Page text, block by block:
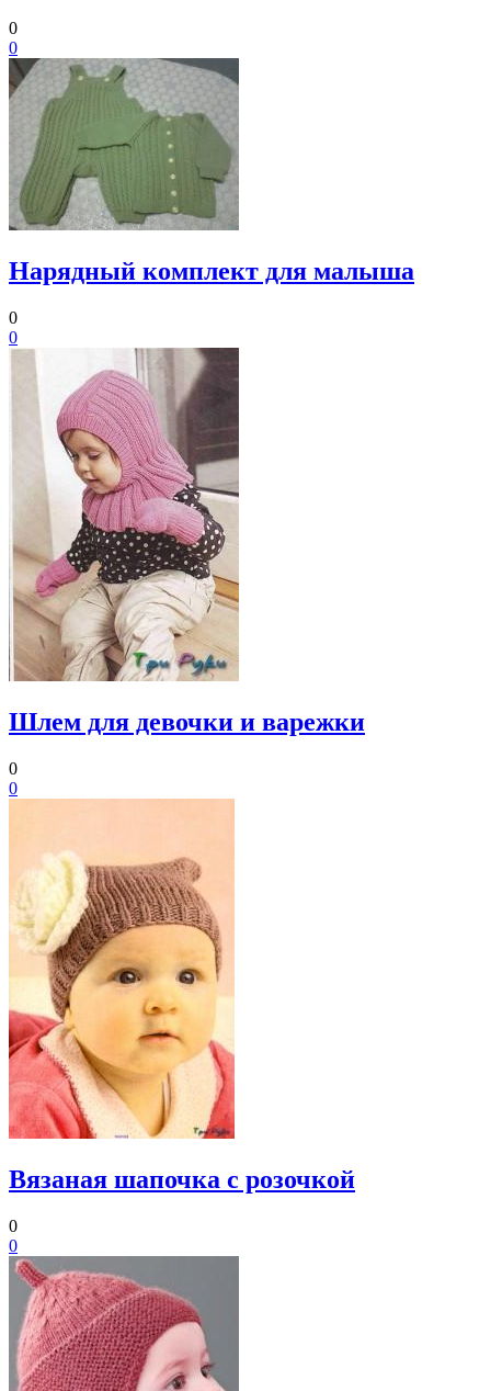
0
0
Нарядный комплект для малыша
0
0
Шлем для девочки и варежки
0
0
Вязаная шапочка с розочкой
0
0